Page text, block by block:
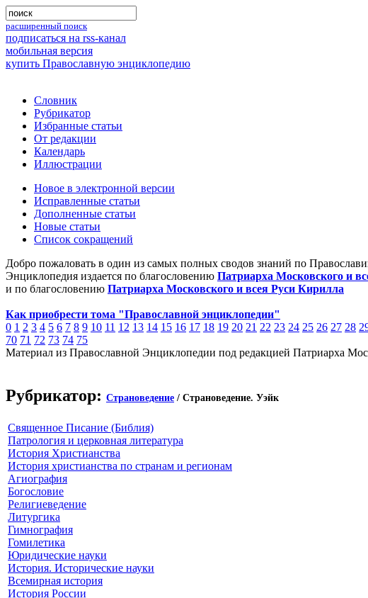
расширенный поиск
подписаться на rss-канал
мобильная версия
купить Православную энциклопедию
Словник
Рубрикатор
Избранные статьи
От редакции
Календарь
Иллюстрации
Новое в электронной версии
Исправленные статьи
Дополненные статьи
Новые статьи
Список сокращений
Добро пожаловать в один из самых полных сводов знаний по
Энциклопедия издается по благословению Патриарха Московского и
и по благословению Патриарха Московского и всея Руси Кирилла
Как приобрести тома "Православной энциклопедии"
0 1 2 3 4 5 6 7 8 9 10 11 12 13 14 15 16 17 18 19 20 21 22 23 24 25 26 27 28
70 71 72 73 74 75
Материал из Православной Энциклопедии под редакцией Патриарха
Рубрикатор: Страноведение / Страноведение. Уэйк
Священное Писание (Библия)
Патрология и церковная литература
История Христианства
История христианства по странам и регионам
Агиография
Богословие
Религиеведение
Литургика
Гимнография
Гомилетика
Юридические науки
История. Исторические науки
Всемирная история
История России